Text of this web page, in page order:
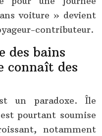
voiture » devient
contributeur.
des bains
connaît des
un paradoxe. Île
pourtant soumise
notamment